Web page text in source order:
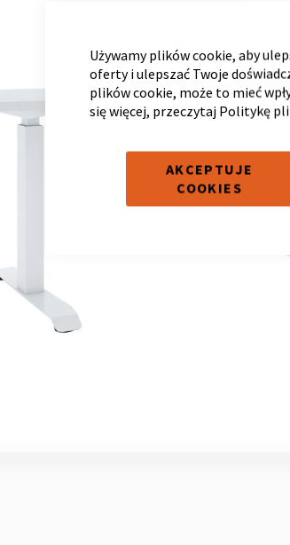
Używamy plików cookie, aby
oferty i ulepszać Twoje
plików cookie, może to mieć
się więcej, przeczytaj Politykę
AKCEPTUJE
COOKIES